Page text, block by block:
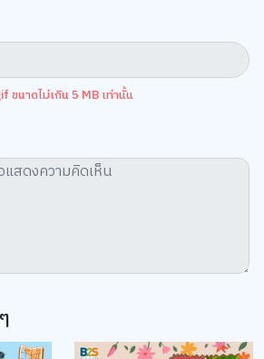
นาดไม่เกิน 5 MB เท่านั้น
your experience and performance on our
Accept All